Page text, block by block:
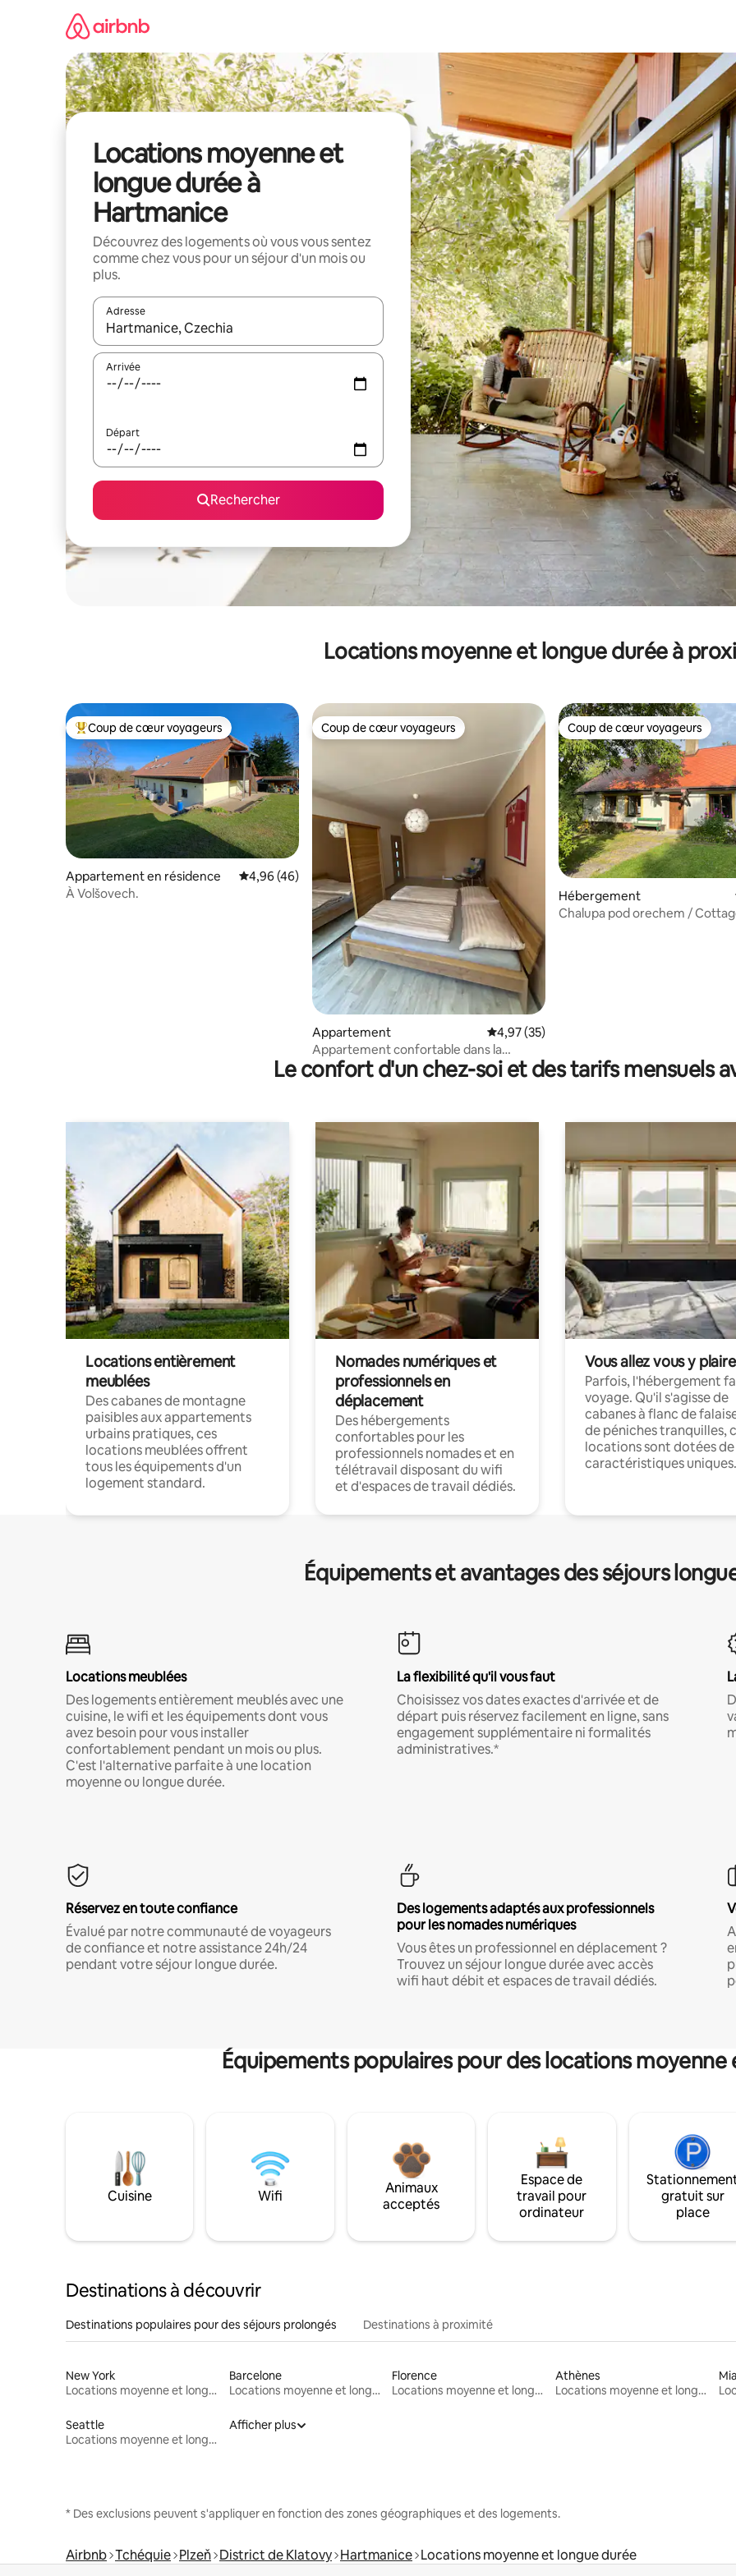
Locations moyenne et
longue durée à
Hartmanice
Découvrez des logements où vous vous sentez
comme chez vous pour un séjour d'un mois ou
plus.
Adresse
Lorsque les résultats s'affichent, utilisez les flèches vers le haut et vers le bas pour les parcourir ou en appuyant et en
Arrivée
Départ
Rechercher
Locations moyenne et longue durée à
Coups de cœur voyageurs les plus appréciés
Coup de cœur voyageurs
Appartement en résidence Évaluation moyenne sur la base de 46 commentaires : 4,96 sur 5
4,96 (46)
À Volšovech.
Coup de cœur voyageurs
Coup de cœur voyageurs
Appartement Évaluation moyenne sur la base de 35
4,97 (35)
Appartement confortable dans la
Šumava - Nýrsko
Coup de cœur voyageurs
Coup de cœur voyageurs
Hébergement
Chalupa pod orechem /
Le confort d'un chez-soi et des tarifs mensuels
Locations entièrement
meublées
Des cabanes de montagne
paisibles aux appartements
urbains pratiques, ces
locations meublées offrent
tous les équipements d'un
logement standard.
Nomades numériques et
professionnels en
déplacement
Des hébergements
confortables pour les
professionnels nomades et en
télétravail disposant du wifi
et d'espaces de travail dédiés.
Vous allez vous y plaire
Parfois, l'hébergement
voyage. Qu'il s'agisse de
cabanes à flanc de
de péniches tranquilles,
locations sont dotées de
caractéristiques uniques.
Équipements et avantages des séjours
Locations meublées
Des logements entièrement meublés avec une
cuisine, le wifi et les équipements dont vous
avez besoin pour vous installer
confortablement pendant un mois ou plus.
C'est l'alternative parfaite à une location
moyenne ou longue durée.
La flexibilité qu'il vous faut
Choisissez vos dates exactes d'arrivée et de
départ puis réservez facilement en ligne, sans
engagement supplémentaire ni formalités
administratives.*
Réservez en toute confiance
Évalué par notre communauté de voyageurs
de confiance et notre assistance 24h/24
pendant votre séjour longue durée.
Des logements adaptés aux professionnels
pour les nomades numériques
Vous êtes un professionnel en déplacement ?
Trouvez un séjour longue durée avec accès
wifi haut débit et espaces de travail dédiés.
Équipements populaires pour des locations
Cuisine Wifi
Animaux
acceptés
Espace de
travail pour
ordinateur
gratuit sur
place
Destinations à découvrir
Destinations populaires pour des séjours prolongés Destinations à proximité
New York
Locations moyenne et longue durée
Barcelone
Locations moyenne et longue durée
Florence
Locations moyenne et longue durée
Athènes
Locations moyenne et longue durée
Seattle
Locations moyenne et longue durée
Afficher plus
* Des exclusions peuvent s'appliquer en fonction des zones géographiques et des logements.
Airbnb Tchéquie Plzeň District de Klatovy Hartmanice Locations moyenne et longue durée